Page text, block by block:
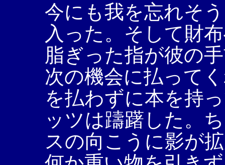
今にも我を忘れそ
入った。そして財
脂ぎった指が彼の
次の機会に払って
を払わずに本を持
ッツは躊躇した。
スの向こうに影が